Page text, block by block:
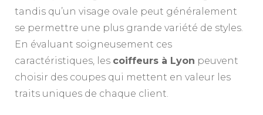
tandis qu’un visage ovale peut généralement
se permettre une plus grande variété de styles.
En évaluant soigneusement ces
caractéristiques, les coiffeurs à Lyon peuvent
choisir des coupes qui mettent en valeur les
traits uniques de chaque client.